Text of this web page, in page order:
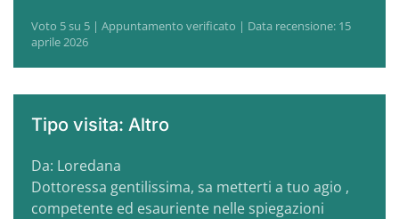
Voto 5 su 5 | Appuntamento verificato | Data recensione: 15
aprile 2026
Tipo visita: Altro
Da: Loredana
Dottoressa gentilissima, sa metterti a tuo agio ,
competente ed esauriente nelle spiegazioni